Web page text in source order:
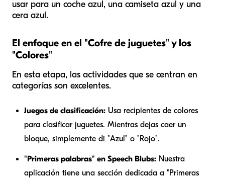
usar para un coche azul, una camiseta azul y una
cera azul.
El enfoque en el "Cofre de juguetes" y los
"Colores"
En esta etapa, las actividades que se centran en
categorías son excelentes.
Juegos de clasificación: Usa recipientes de colores
para clasificar juguetes. Mientras dejas caer un
bloque, simplemente di "Azul" o "Rojo".
"Primeras palabras" en Speech Blubs: Nuestra
aplicación tiene una sección dedicada a "Primeras